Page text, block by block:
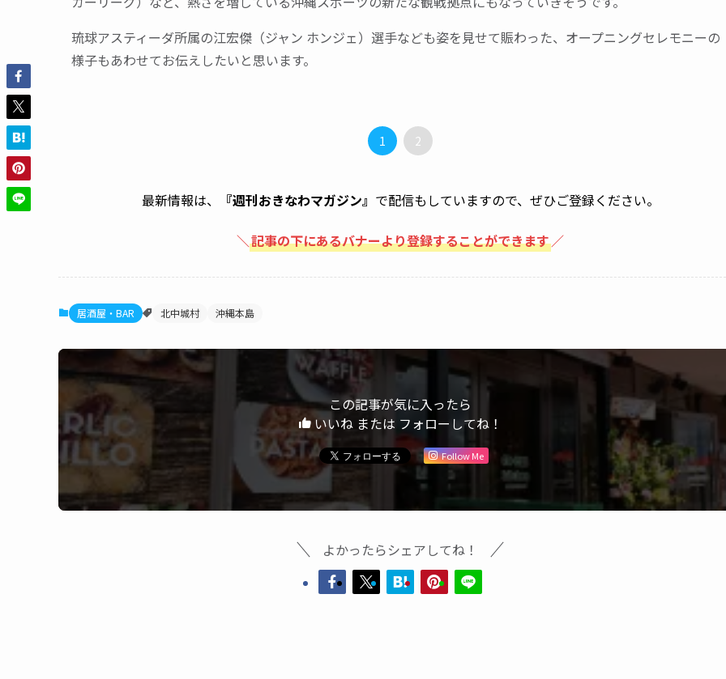
琉球アスティーダ所属の江宏傑（ジャン ホンジェ）選手なども姿を見せて賑わった、オープニングセレモニーの
様子もあわせてお伝えしたいと思います。
1 2
最新情報は、 『週刊おきなわマガジン』 で配信もしていますので、ぜひご登録ください。
＼記事の下にあるバナーより登録することができます／
居酒屋・BAR 北中城村 沖縄本島
この記事が気に入ったら
いいね または フォローしてね！
Follow Me
よかったらシェアしてね！